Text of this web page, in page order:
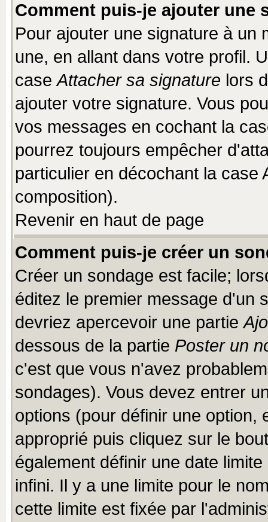
Comment puis-je ajouter une
Pour ajouter une signature à un
une, en allant dans votre profil.
caseAttacher sa signature lors
ajouter votre signature. Vous
vos messages en cochant la
pourrez toujours empêcher
particulier en décochant la
composition).
Revenir en haut de page
Comment puis-je créer un
Créer un sondage est facile;
éditez le premier message d'un
devriez apercevoir une partie
dessous de la partie Poster un
c'est que vous n'avez
sondages). Vous devez entrer
options (pour définir une option,
approprié puis cliquez sur le
également définir une date
infini. Il y a une limite pour le
cette limite est fixée par